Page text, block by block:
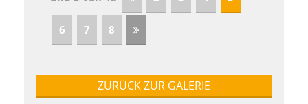
6 7 8
ZURÜCK ZUR GALERIE